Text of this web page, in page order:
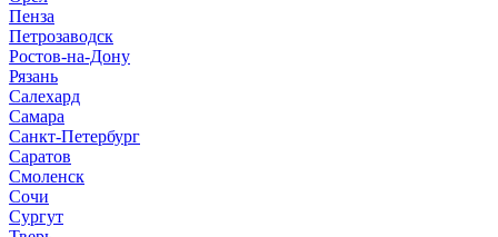
Пенза
Петрозаводск
Ростов-на-Дону
Рязань
Салехард
Самара
Санкт-Петербург
Саратов
Смоленск
Сочи
Сургут